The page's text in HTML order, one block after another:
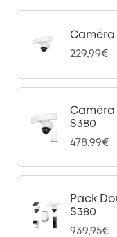
Caméra
229,99€
Caméra
S380
478,99€
Pack
S380
939,95€